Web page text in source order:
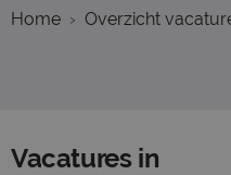
Home Overzicht
Vacatures in